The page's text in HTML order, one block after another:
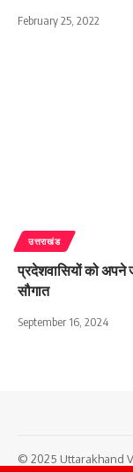
February 25, 2022
उत्तराखंड
प्रदेशवासियों को
सौगात
September 16, 2024
© 2025 Uttarakhand